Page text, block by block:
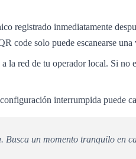
registrado inmediatamente
code solo puede escanearse
la red de tu operador local. Si
interrumpida puede
un momento tranquilo en